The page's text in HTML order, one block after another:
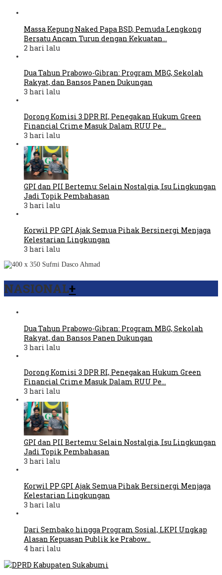
Massa Kepung Naked Papa BSD, Pemuda Lengkong
Bersatu Ancam Turun dengan Kekuatan…
2 hari lalu
Dua Tahun Prabowo-Gibran: Program MBG, Sekolah
Rakyat, dan Bansos Panen Dukungan
3 hari lalu
Dorong Komisi 3 DPR RI, Penegakan Hukum Green
Financial Crime Masuk Dalam RUU Pe…
3 hari lalu
GPI dan PII Bertemu: Selain Nostalgia, Isu Lingkungan
Jadi Topik Pembahasan
3 hari lalu
Korwil PP GPI Ajak Semua Pihak Bersinergi Menjaga
Kelestarian Lingkungan
3 hari lalu
NASIONAL+
Dua Tahun Prabowo-Gibran: Program MBG, Sekolah
Rakyat, dan Bansos Panen Dukungan
3 hari lalu
Dorong Komisi 3 DPR RI, Penegakan Hukum Green
Financial Crime Masuk Dalam RUU Pe…
3 hari lalu
GPI dan PII Bertemu: Selain Nostalgia, Isu Lingkungan
Jadi Topik Pembahasan
3 hari lalu
Korwil PP GPI Ajak Semua Pihak Bersinergi Menjaga
Kelestarian Lingkungan
3 hari lalu
Dari Sembako hingga Program Sosial, LKPI Ungkap
Alasan Kepuasan Publik ke Prabow…
4 hari lalu